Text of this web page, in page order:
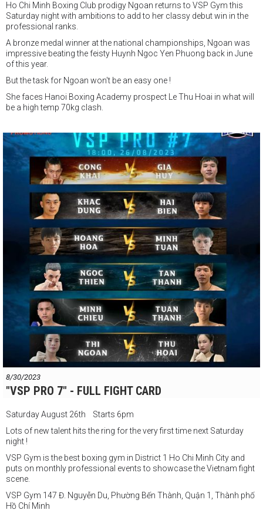
Ho Chi Minh Boxing Club prodigy Ngoan returns to VSP Gym this
Saturday night with ambitions to add to her classy debut win in the
professional ranks.
A bronze medal winner at the national championships, Ngoan was
impressive beating the feisty Huynh Ngoc Yen Phuong back in June
of this year.
But the task for Ngoan won't be an easy one !
She faces Hanoi Boxing Academy prospect Le Thu Hoai in what will
be a high temp 70kg clash.
medal in the club tournament 2022, a bronze medal in the youth
tournament 2022, and a bronze medal in the club tournament 2023.
And she is only 17 years of age.
Big potential these two girls.
Great fight !!!
8/30/2023
"VSP PRO 7" - FULL FIGHT CARD
Saturday August 26th Starts 6pm
Lots of new talent hits the ring for the very first time next Saturday
night !
VSP Gym is the best boxing gym in District 1 Ho Chi Minh City and
puts on monthly professional events to showcase the Vietnam fight
scene.
VSP Gym 147 Đ. Nguyễn Du, Phường Bến Thành, Quận 1, Thành phố
Hồ Chí Minh